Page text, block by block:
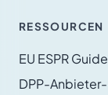
RESSOURCEN
EU ESPR Guide
DPP-Anbieter-